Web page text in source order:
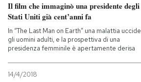
Il film che immaginò una presidente degli
Stati Uniti già cent’anni fa
In “The Last Man on Earth” una malattia uccide
gli uomini adulti, e la prospettiva di una
presidenza femminile è apertamente derisa
14/4/2018